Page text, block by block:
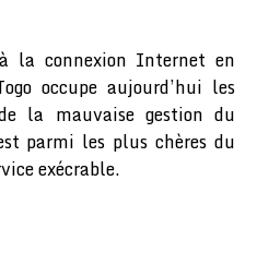
la connexion Internet en
occupe aujourd’hui les
la mauvaise gestion du
parmi les plus chères du
exécrable.